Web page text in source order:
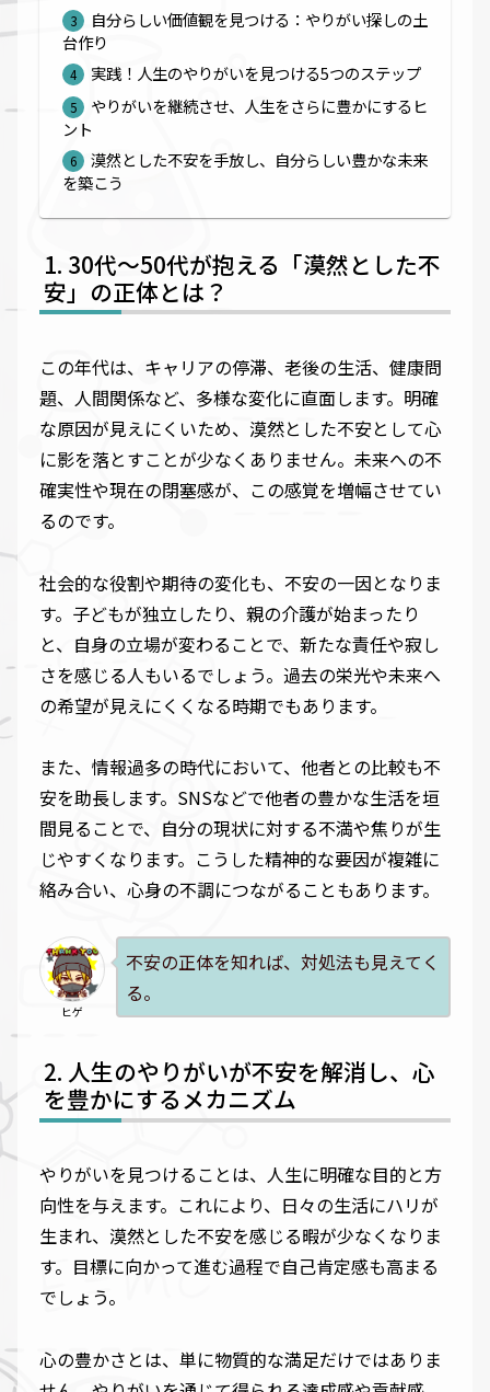
自分らしい価値観を見つける：やりがい探しの土
台作り
実践！人生のやりがいを見つける5つのステップ
やりがいを継続させ、人生をさらに豊かにするヒ
ント
漠然とした不安を手放し、自分らしい豊かな未来
を築こう
30代〜50代が抱える「漠然とした不
安」の正体とは？
この年代は、キャリアの停滞、老後の生活、健康問
題、人間関係など、多様な変化に直面します。明確
な原因が見えにくいため、漠然とした不安として心
に影を落とすことが少なくありません。未来への不
確実性や現在の閉塞感が、この感覚を増幅させてい
るのです。
社会的な役割や期待の変化も、不安の一因となりま
す。子どもが独立したり、親の介護が始まったり
と、自身の立場が変わることで、新たな責任や寂し
さを感じる人もいるでしょう。過去の栄光や未来へ
の希望が見えにくくなる時期でもあります。
また、情報過多の時代において、他者との比較も不
安を助長します。SNSなどで他者の豊かな生活を垣
間見ることで、自分の現状に対する不満や焦りが生
じやすくなります。こうした精神的な要因が複雑に
絡み合い、心身の不調につながることもあります。
ヒゲ
不安の正体を知れば、対処法も見えてく
る。
人生のやりがいが不安を解消し、心
を豊かにするメカニズム
やりがいを見つけることは、人生に明確な目的と方
向性を与えます。これにより、日々の生活にハリが
生まれ、漠然とした不安を感じる暇が少なくなりま
す。目標に向かって進む過程で自己肯定感も高まる
でしょう。
心の豊かさとは、単に物質的な満足だけではありま